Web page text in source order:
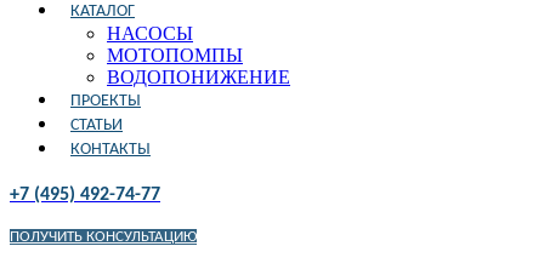
КАТАЛОГ
НАСОСЫ
МОТОПОМПЫ
ВОДОПОНИЖЕНИЕ
ПРОЕКТЫ
СТАТЬИ
КОНТАКТЫ
+7 (495) 492-74-77
ПОЛУЧИТЬ КОНСУЛЬТАЦИЮ